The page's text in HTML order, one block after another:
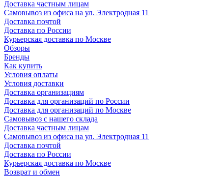
Доставка частным лицам
Самовывоз из офиса на ул. Электродная 11
Доставка почтой
Доставка по России
Курьерская доставка по Москве
Обзоры
Бренды
Как купить
Условия оплаты
Условия доставки
Доставка организациям
Доставка для организаций по России
Доставка для организаций по Москве
Самовывоз с нашего склада
Доставка частным лицам
Самовывоз из офиса на ул. Электродная 11
Доставка почтой
Доставка по России
Курьерская доставка по Москве
Возврат и обмен